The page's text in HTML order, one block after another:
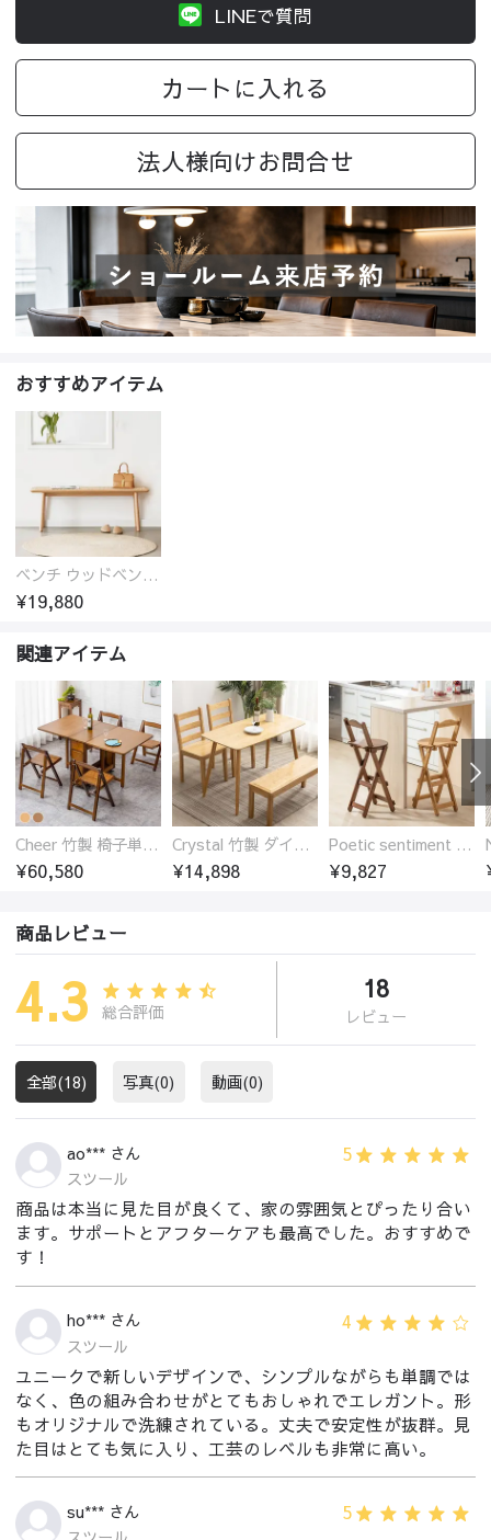
LINEで質問
カートに入れる
法人様向けお問合せ
おすすめアイテム
ベンチ ウッドベンチ オーク ダイニングベンチ 2人掛け 二人掛け 長椅子 ウッド 玄関スツール オーク材 ラタン 椅子 アジアンテイスト おしゃれ チェア いす イス 北欧
¥19,880
関連アイテム
Cheer 竹製 椅子単品 バタフライテーブル 折りたたみダイニングテーブル単品 椅子セット 伸縮
¥60,580
Crystal 竹製 ダイニングテーブル
¥14,898
Poetic sentiment 竹製 折りたたみ カウンターチェア 椅子 ハイ スツール
¥9,827
商品レビュー
4.3 総合評価
18
レビュー
全部(18) 写真(0) 動画(0)
ao*** さん 5
スツール
商品は本当に見た目が良くて、家の雰囲気とぴったり合い
ます。サポートとアフターケアも最高でした。おすすめで
す！
ho*** さん 4
スツール
ユニークで新しいデザインで、シンプルながらも単調では
なく、色の組み合わせがとてもおしゃれでエレガント。形
もオリジナルで洗練されている。丈夫で安定性が抜群。見
た目はとても気に入り、工芸のレベルも非常に高い。
su*** さん 5